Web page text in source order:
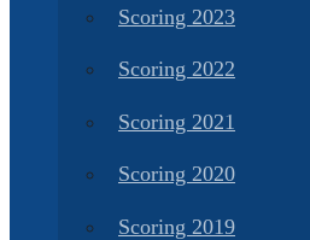
Scoring 2023
Scoring 2022
Scoring 2021
Scoring 2020
Scoring 2019